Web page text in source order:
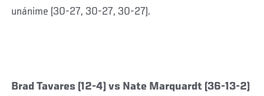
unánime (30-27, 30-27, 30-27).
Brad Tavares (12-4) vs Nate Marquardt (36-13-2)